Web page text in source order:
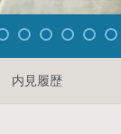
内見履歴